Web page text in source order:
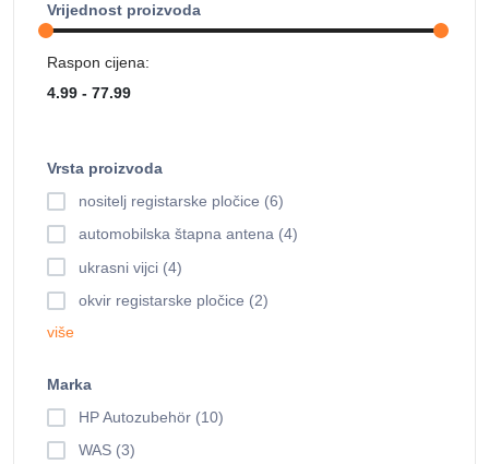
Vrijednost proizvoda
Raspon cijena:
Vrsta proizvoda
nositelj registarske pločice (6)
automobilska štapna antena (4)
ukrasni vijci (4)
okvir registarske pločice (2)
više
Marka
HP Autozubehör (10)
WAS (3)